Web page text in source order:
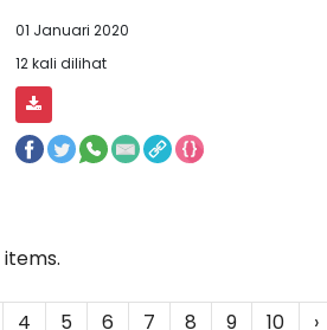
01 Januari 2020
12 kali dilihat
items.
4 5 6 7 8 9 10 ›